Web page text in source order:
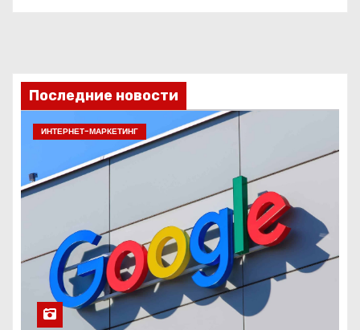
Последние новости
ИНТЕРНЕТ-МАРКЕТИНГ